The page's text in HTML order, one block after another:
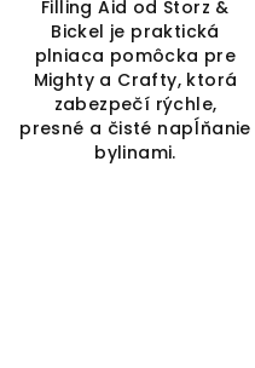
Filling Aid od Storz &
Bickel je praktická
plniaca pomôcka pre
Mighty a Crafty, ktorá
zabezpečí rýchle,
presné a čisté napĺňanie
bylinami.